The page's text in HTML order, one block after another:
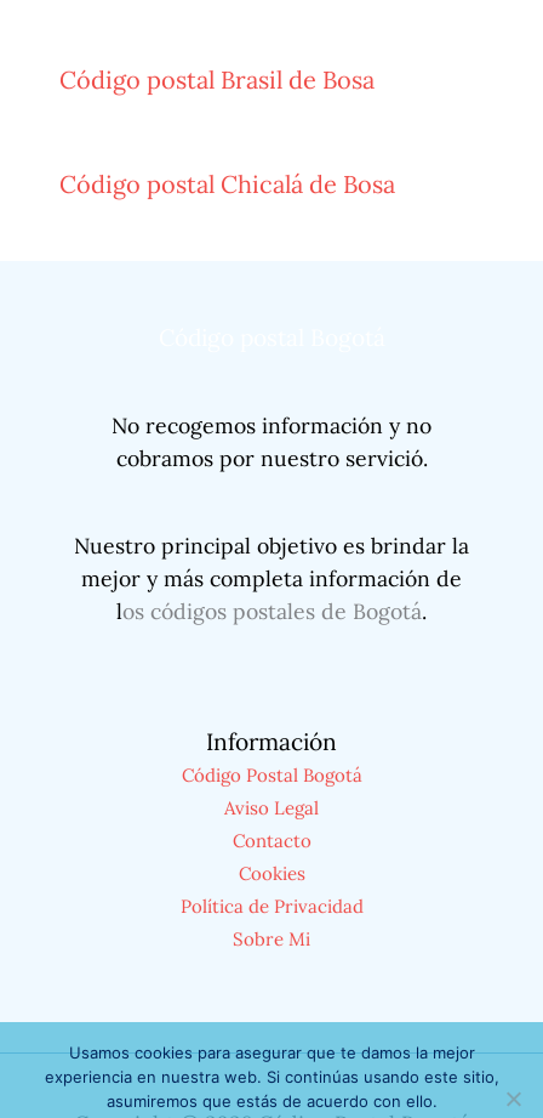
Código postal Brasil de Bosa
Código postal Chicalá de Bosa
No recogemos información y no
cobramos por nuestro servició.
Nuestro principal objetivo es brindar la
mejor y más completa información de
los códigos postales de Bogotá.
Información
Código Postal Bogotá
Aviso Legal
Contacto
Cookies
Política de Privacidad
Sobre Mi
Usamos cookies para asegurar que te damos la mejor
experiencia en nuestra web. Si continúas usando este sitio,
asumiremos que estás de acuerdo con ello.